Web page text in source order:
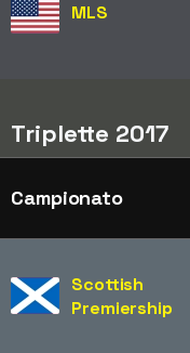
MLS
Triplette 2017
Campionato
Scottish
Premiership